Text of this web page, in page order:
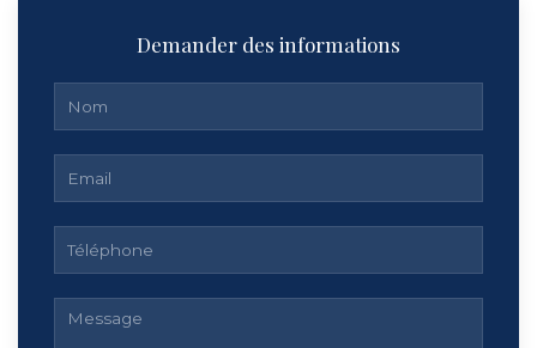
Demander des informations